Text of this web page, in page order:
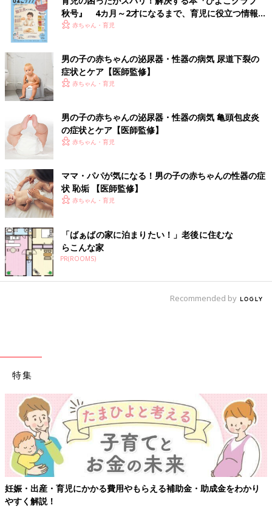
楽天ブックスで購入
※表記している、月齢・年齢、季節、症状の様子などはあくまで
一般的な目安です。
※この情報は、2019年4月のものです。
ママたちにとって異性である男の子。それだけ
に「わからない」「不安」といろいろに迷うこ
ともあるでしょう。さて、中でも毎回一番反響
秋号』 4カ月～2才になるまで、育児に役立つ情報が
いっぱい！
赤ちゃん・育児
男の子の赤ちゃんの泌尿器・性器の病気 尿道下裂の
症状とケア【医師監修】
赤ちゃん・育児
男の子の赤ちゃんの泌尿器・性器の病気 亀頭包皮炎
の症状とケア【医師監修】
赤ちゃん・育児
ママ・パパが気になる！男の子の赤ちゃんの性器の症
状 恥垢 【医師監修】
赤ちゃん・育児
「ばぁばの家に泊まりたい！」老後に住むな
らこんな家
PR(ROOMS)
Recommended by
特集
妊娠・出産・育児にかかる費用やもらえる補助金・助成金をわかり
やすく解説！